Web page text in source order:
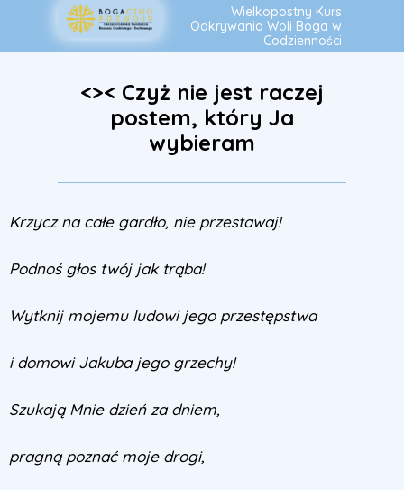
Wielkopostny Kurs
Odkrywania Woli Boga w
Codzienności
<>< Czyż nie jest raczej
postem, który Ja
wybieram
Krzycz na całe gardło, nie przestawaj!
Podnoś głos twój jak trąba!
Wytknij mojemu ludowi jego przestępstwa
i domowi Jakuba jego grzechy!
Szukają Mnie dzień za dniem,
pragną poznać moje drogi,